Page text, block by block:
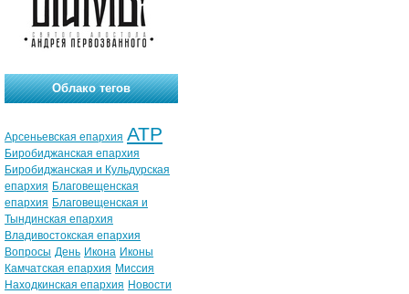
Облако тегов
Арсеньевская епархия АТР
Биробиджанская епархия
Биробиджанская и Кульдурская
епархия Благовещенская
епархия Благовещенская и
Тындинская епархия
Владивостокская епархия
Вопросы День Икона Иконы
Камчатская епархия Миссия
Находкинская епархия Новости